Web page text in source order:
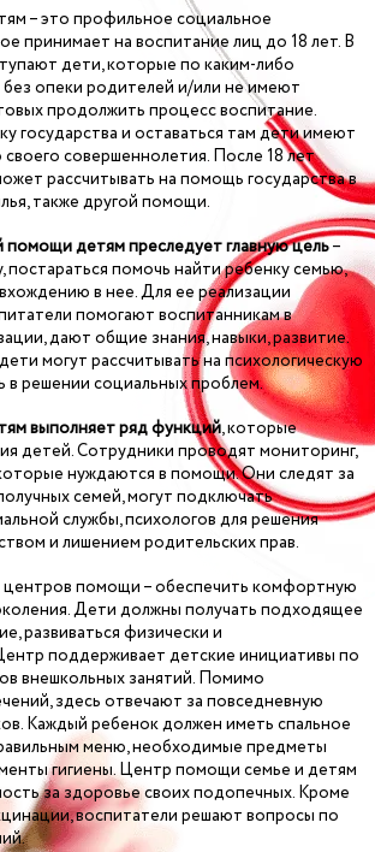
– это профильное социальное
принимает на воспитание лиц до 18 лет. В
дети, которые по каким-либо
без опеки родителей и/или не имеют
продолжить процесс воспитание.
государства и оставаться там дети имеют
совершеннолетия. После 18 лет
рассчитывать на помощь государства в
также другой помощи.
детям преследует главную цель–
постараться помочь найти ребенку семью,
в нее. Для ее реализации
помогают воспитанникам в
дают общие знания, навыки, развитие.
могут рассчитывать на психологическую
решении социальных проблем.
выполняет ряд функций, которые
детей. Сотрудники проводят мониторинг,
нуждаются в помощи. Они следят за
семей, могут подключать
службы, психологов для решения
и лишением родительских прав.
помощи – обеспечить комфортную
Дети должны получать подходящее
развиваться физически и
поддерживает детские инициативы по
внешкольных занятий. Помимо
здесь отвечают за повседневную
Каждый ребенок должен иметь спальное
меню, необходимые предметы
гигиены. Центр помощи семье и детям
за здоровье своих подопечных. Кроме
воспитатели решают вопросы по